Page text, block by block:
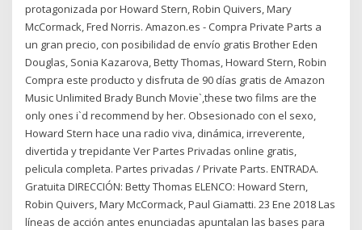
protagonizada por Howard Stern, Robin Quivers, Mary
McCormack, Fred Norris. Amazon.es - Compra Private Parts a
un gran precio, con posibilidad de envío gratis Brother Eden
Douglas, Sonia Kazarova, Betty Thomas, Howard Stern, Robin
Compra este producto y disfruta de 90 días gratis de Amazon
Music Unlimited Brady Bunch Movie`,these two films are the
only ones i`d recommend by her. Obsesionado con el sexo,
Howard Stern hace una radio viva, dinámica, irreverente,
divertida y trepidante Ver Partes Privadas online gratis,
pelicula completa. Partes privadas / Private Parts. ENTRADA.
Gratuita DIRECCIÓN: Betty Thomas ELENCO: Howard Stern,
Robin Quivers, Mary McCormack, Paul Giamatti. 23 Ene 2018 Las
líneas de acción antes enunciadas apuntalan las bases para